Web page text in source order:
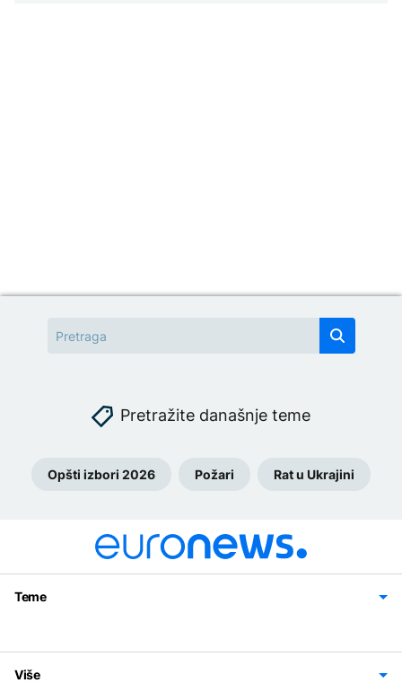
Pretražite današnje teme
Opšti izbori 2026 Požari Rat u Ukrajini
Teme
Svijet
Sport
Magazin
Više